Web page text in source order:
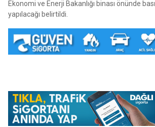
Ekonomi ve Enerji Bakanlığı binası önünde
yapılacağı belirtildi.